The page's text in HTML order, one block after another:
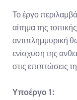
Το έργο
αίτημα της
αντιπλημμυρική
ενίσχυση της
στις επιπτώσεις
Υποέργο 1: